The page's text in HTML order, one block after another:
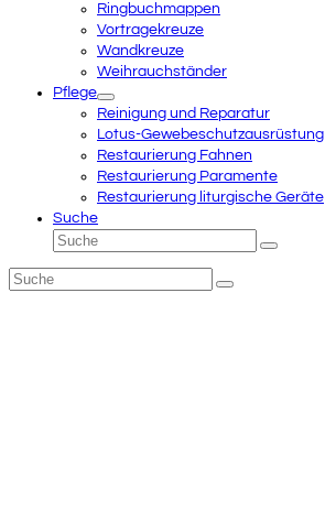
Ringbuchmappen
Vortragekreuze
Wandkreuze
Weihrauchständer
Pflege
Reinigung und Reparatur
Lotus-Gewebeschutzausrüstung
Restaurierung Fahnen
Restaurierung Paramente
Restaurierung liturgische Geräte
Suche
Suche
Senden
Suche
Senden